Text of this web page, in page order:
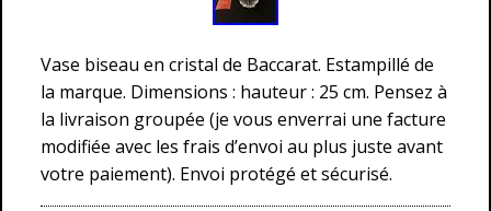
Vase biseau en cristal de Baccarat. Estampillé de
la marque. Dimensions : hauteur : 25 cm. Pensez à
la livraison groupée (je vous enverrai une facture
modifiée avec les frais d’envoi au plus juste avant
votre paiement). Envoi protégé et sécurisé.